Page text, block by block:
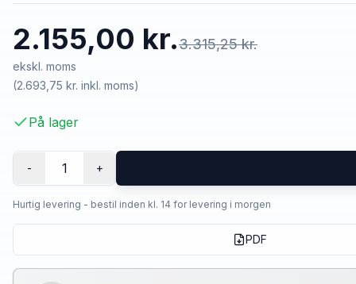
2.155,00 kr.3.315,25 kr.
ekskl. moms
(2.693,75 kr. inkl. moms)
På lager
- 1 +
Hurtig levering - bestil inden kl. 14 for levering i morgen
PDF